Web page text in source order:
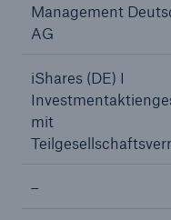
Management
AG
iShares (DE) I
mit
–